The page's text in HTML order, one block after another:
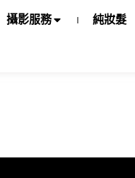
攝影服務 純妝髮